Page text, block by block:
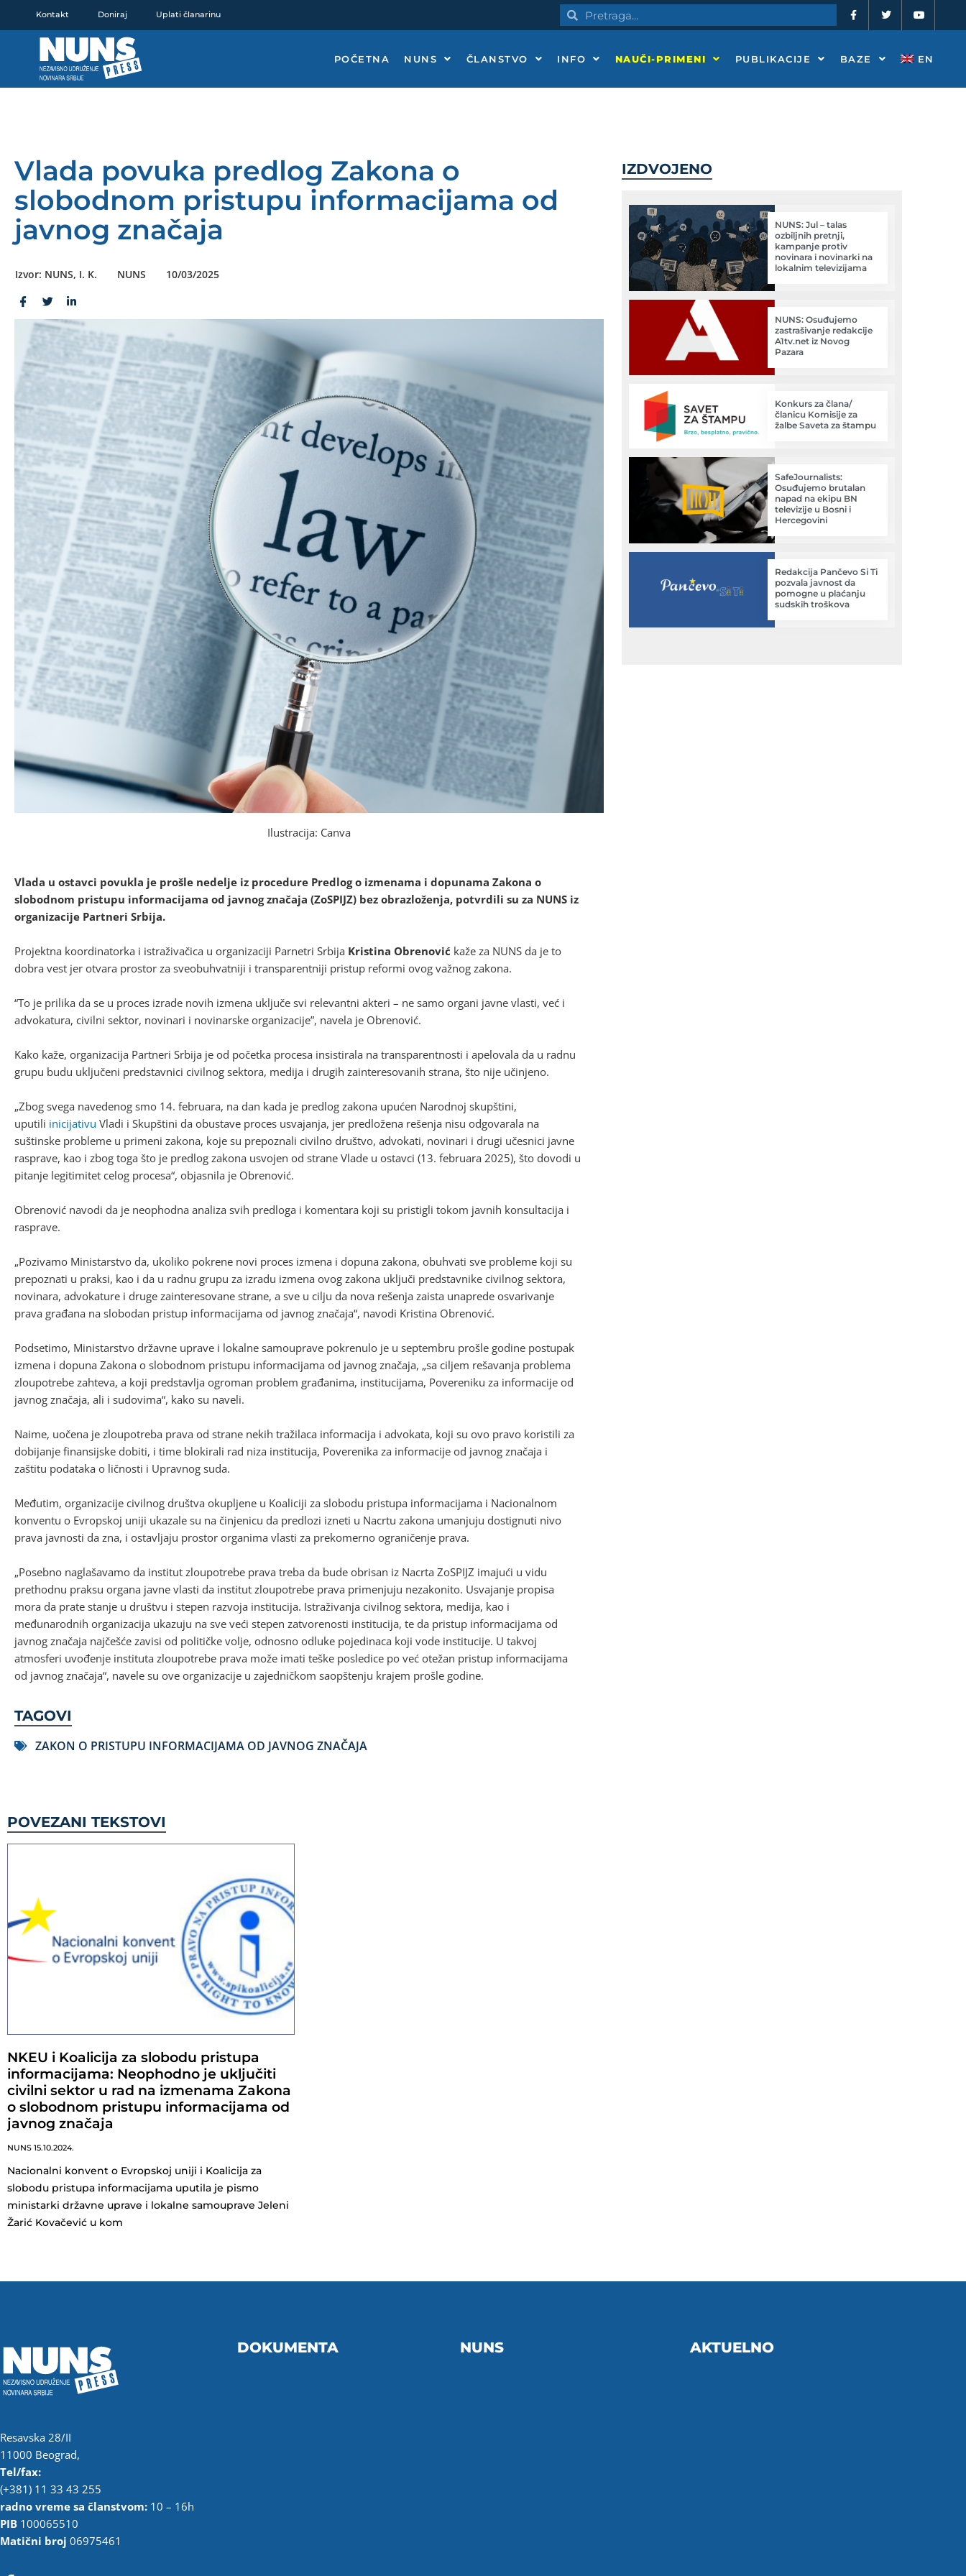
Kontakt Doniraj Uplati članarinu PretragaPretraga a
c
e
o
o
-
w
t
e
o
t
b
e
POČETNA NUNS ČLANSTVO INFO NAUČI-PRIMENI PUBLIKACIJE BAZE EN
Vlada povuka predlog Zakona o
slobodnom pristupu informacijama od
javnog značaja
Izvor: NUNS, I. K. NUNS 10/03/2025
Ilustracija: Canva
Vlada u ostavci povukla je prošle nedelje iz procedure Predlog o izmenama i dopunama Zakona o
slobodnom pristupu informacijama od javnog značaja (ZoSPIJZ) bez obrazloženja, potvrdili su za NUNS iz
organizacije Partneri Srbija.
Projektna koordinatorka i istraživačica u organizaciji Parnetri Srbija Kristina Obrenović kaže za NUNS da je to
dobra vest jer otvara prostor za sveobuhvatniji i transparentniji pristup reformi ovog važnog zakona.
“To je prilika da se u proces izrade novih izmena uključe svi relevantni akteri – ne samo organi javne vlasti, već i
advokatura, civilni sektor, novinari i novinarske organizacije”, navela je Obrenović.
Kako kaže, organizacija Partneri Srbija je od početka procesa insistirala na transparentnosti i apelovala da u radnu
grupu budu uključeni predstavnici civilnog sektora, medija i drugih zainteresovanih strana, što nije učinjeno.
„Zbog svega navedenog smo 14. februara, na dan kada je predlog zakona upućen Narodnoj skupštini,
uputili inicijativu Vladi i Skupštini da obustave proces usvajanja, jer predložena rešenja nisu odgovarala na
suštinske probleme u primeni zakona, koje su prepoznali civilno društvo, advokati, novinari i drugi učesnici javne
rasprave, kao i zbog toga što je predlog zakona usvojen od strane Vlade u ostavci (13. februara 2025), što dovodi u
pitanje legitimitet celog procesa“, objasnila je Obrenović.
Obrenović navodi da je neophodna analiza svih predloga i komentara koji su pristigli tokom javnih konsultacija i
rasprave.
„Pozivamo Ministarstvo da, ukoliko pokrene novi proces izmena i dopuna zakona, obuhvati sve probleme koji su
prepoznati u praksi, kao i da u radnu grupu za izradu izmena ovog zakona uključi predstavnike civilnog sektora,
novinara, advokature i druge zainteresovane strane, a sve u cilju da nova rešenja zaista unaprede osvarivanje
prava građana na slobodan pristup informacijama od javnog značaja“, navodi Kristina Obrenović.
Podsetimo, Ministarstvo državne uprave i lokalne samouprave pokrenulo je u septembru prošle godine postupak
izmena i dopuna Zakona o slobodnom pristupu informacijama od javnog značaja, „sa ciljem rešavanja problema
zloupotrebe zahteva, a koji predstavlja ogroman problem građanima, institucijama, Povereniku za informacije od
javnog značaja, ali i sudovima“, kako su naveli.
Naime, uočena je zloupotreba prava od strane nekih tražilaca informacija i advokata, koji su ovo pravo koristili za
dobijanje finansijske dobiti, i time blokirali rad niza institucija, Poverenika za informacije od javnog značaja i
zaštitu podataka o ličnosti i Upravnog suda.
Međutim, organizacije civilnog društva okupljene u Koaliciji za slobodu pristupa informacijama i Nacionalnom
konventu o Evropskoj uniji ukazale su na činjenicu da predlozi izneti u Nacrtu zakona umanjuju dostignuti nivo
prava javnosti da zna, i ostavljaju prostor organima vlasti za prekomerno ograničenje prava.
„Posebno naglašavamo da institut zloupotrebe prava treba da bude obrisan iz Nacrta ZoSPIJZ imajući u vidu
prethodnu praksu organa javne vlasti da institut zloupotrebe prava primenjuju nezakonito. Usvajanje propisa
mora da prate stanje u društvu i stepen razvoja institucija. Istraživanja civilnog sektora, medija, kao i
međunarodnih organizacija ukazuju na sve veći stepen zatvorenosti institucija, te da pristup informacijama od
javnog značaja najčešće zavisi od političke volje, odnosno odluke pojedinaca koji vode institucije. U takvoj
atmosferi uvođenje instituta zloupotrebe prava može imati teške posledice po već otežan pristup informacijama
od javnog značaja“, navele su ove organizacije u zajedničkom saopštenju krajem prošle godine.
TAGOVI
ZAKON O PRISTUPU INFORMACIJAMA OD JAVNOG ZNAČAJA
IZDVOJENO
NUNS: Jul – talas
ozbiljnih pretnji,
kampanje protiv
novinara i novinarki na
lokalnim televizijama
NUNS: Osuđujemo
zastrašivanje redakcije
A1tv.net iz Novog
Pazara
Konkurs za člana/
članicu Komisije za
žalbe Saveta za štampu
SafeJournalists:
Osuđujemo brutalan
napad na ekipu BN
televizije u Bosni i
Hercegovini
Redakcija Pančevo Si Ti
pozvala javnost da
pomogne u plaćanju
sudskih troškova
POVEZANI TEKSTOVI
NKEU i Koalicija za slobodu pristupa
informacijama: Neophodno je uključiti
civilni sektor u rad na izmenama Zakona
o slobodnom pristupu informacijama od
javnog značaja
NUNS 15.10.2024.
Nacionalni konvent o Evropskoj uniji i Koalicija za
slobodu pristupa informacijama uputila je pismo
ministarki državne uprave i lokalne samouprave Jeleni
Žarić Kovačević u kom
Resavska 28/II
11000 Beograd,
Tel/fax:
(+381) 11 33 43 255
radno vreme sa članstvom: 10 – 16h
PIB 100065510
Matični broj 06975461
DOKUMENTA NUNS AKTUELNO